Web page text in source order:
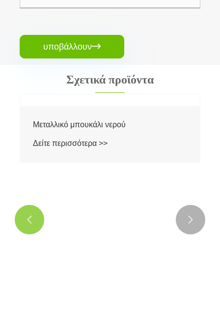
υποβάλλουν
Σχετικά προϊόντα
 